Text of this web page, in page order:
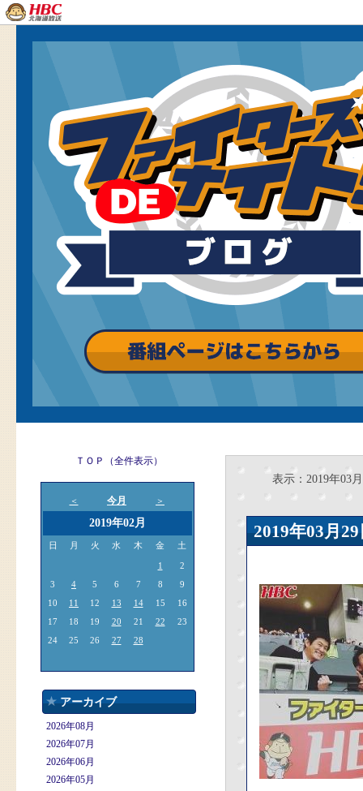
ＴＯＰ（全件表示）
＜ 今月 ＞
2019年02月
日 月 火 水 木 金 土
1
2
3
4 5 6 7 8
9
10
11 12 13 14 15
16
17
18 19 20 21 22
23
24
25 26 27 28
アーカイブ
2026年08月
2026年07月
2026年06月
2026年05月
表示：2019年03月
2019年03